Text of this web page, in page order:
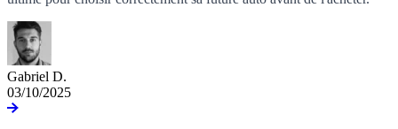
Gabriel D.
03/10/2025